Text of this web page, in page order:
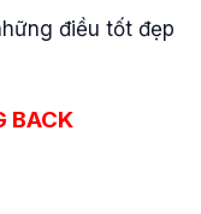
điều tốt đẹp
BACK